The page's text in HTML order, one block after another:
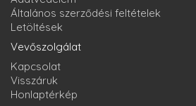
Általános szerződési feltételek
Letöltések
Vevőszolgálat
Kapcsolat
Visszáruk
Honlaptérkép